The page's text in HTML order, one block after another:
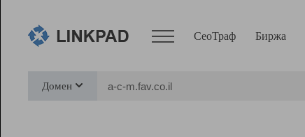
СеоТраф Биржа
Домен